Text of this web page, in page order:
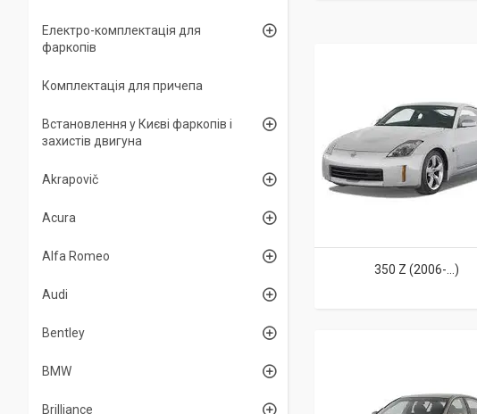
350 Z (2006-...)
Електро-комплектація для
фаркопів
Комплектація для причепа
Встановлення у Києві фаркопів і
захистів двигуна
Akrapovič
Acura
Alfa Romeo
Audi
Bentley
BMW
Brilliance